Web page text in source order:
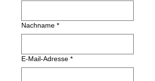
Nachname *
E-Mail-Adresse *